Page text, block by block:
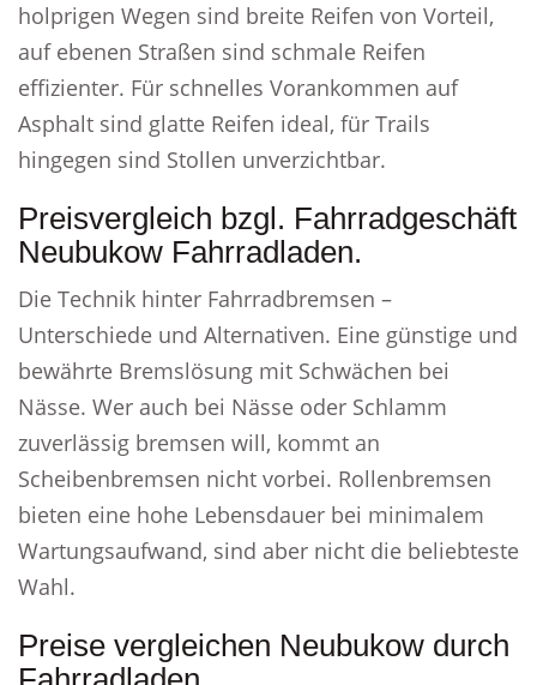
holprigen Wegen sind breite Reifen von Vorteil,
auf ebenen Straßen sind schmale Reifen
effizienter. Für schnelles Vorankommen auf
Asphalt sind glatte Reifen ideal, für Trails
hingegen sind Stollen unverzichtbar.
Preisvergleich bzgl. Fahrradgeschäft
Neubukow Fahrradladen.
Die Technik hinter Fahrradbremsen –
Unterschiede und Alternativen. Eine günstige und
bewährte Bremslösung mit Schwächen bei
Nässe. Wer auch bei Nässe oder Schlamm
zuverlässig bremsen will, kommt an
Scheibenbremsen nicht vorbei. Rollenbremsen
bieten eine hohe Lebensdauer bei minimalem
Wartungsaufwand, sind aber nicht die beliebteste
Wahl.
Preise vergleichen Neubukow durch